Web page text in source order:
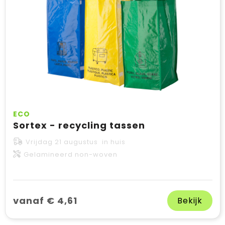
ECO
Sortex - recycling tassen
Vrijdag 21 augustus in huis
Gelamineerd non-woven
vanaf € 4,61 Bekijk